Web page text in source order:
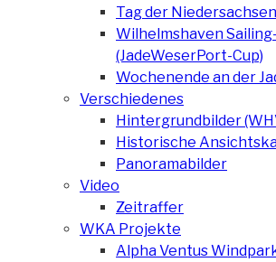
Tag der
Wilhelmshaven
(JadeWeserPort-Cup)
Wochenende an der
Verschiedenes
Hintergrundbilder
Historische
Panoramabilder
Video
Zeitraffer
WKA Projekte
Alpha Ventus